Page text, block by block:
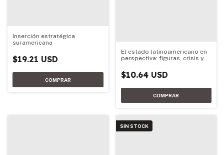
Inserción estratégica
suramericana
$19.21 USD
El estado latinoamericano en
perspectiva: figuras, crisis y
$10.64 USD
SIN STOCK